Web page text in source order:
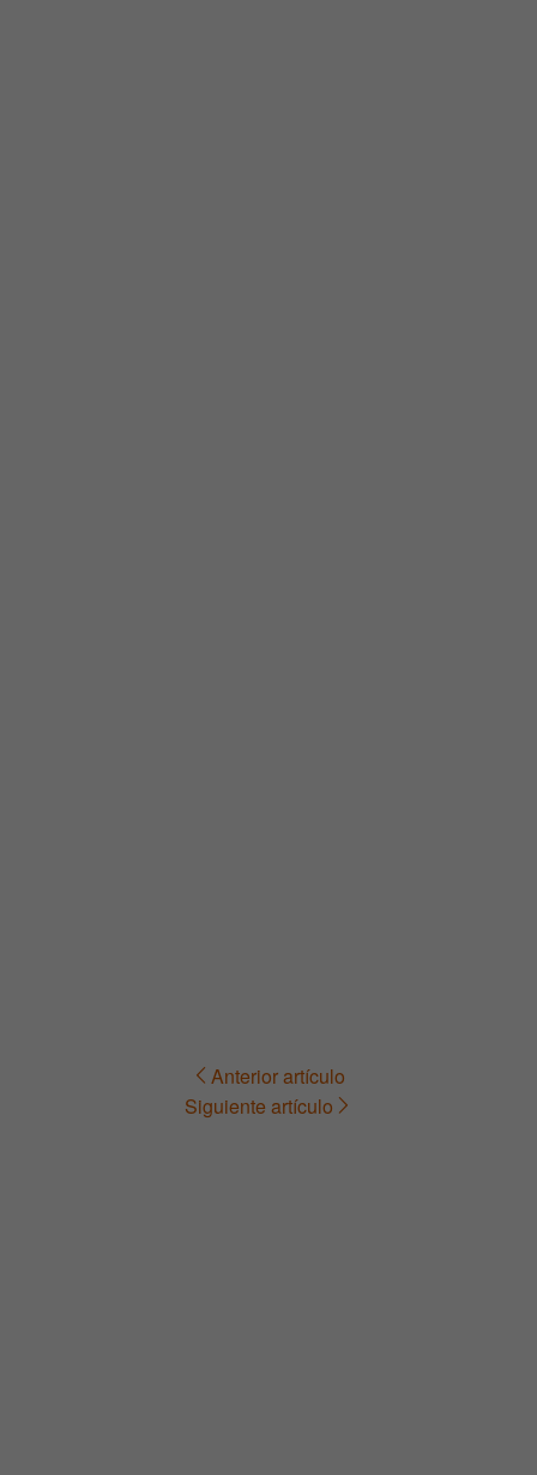
Navegación Anterior artículo
Siguiente artículo